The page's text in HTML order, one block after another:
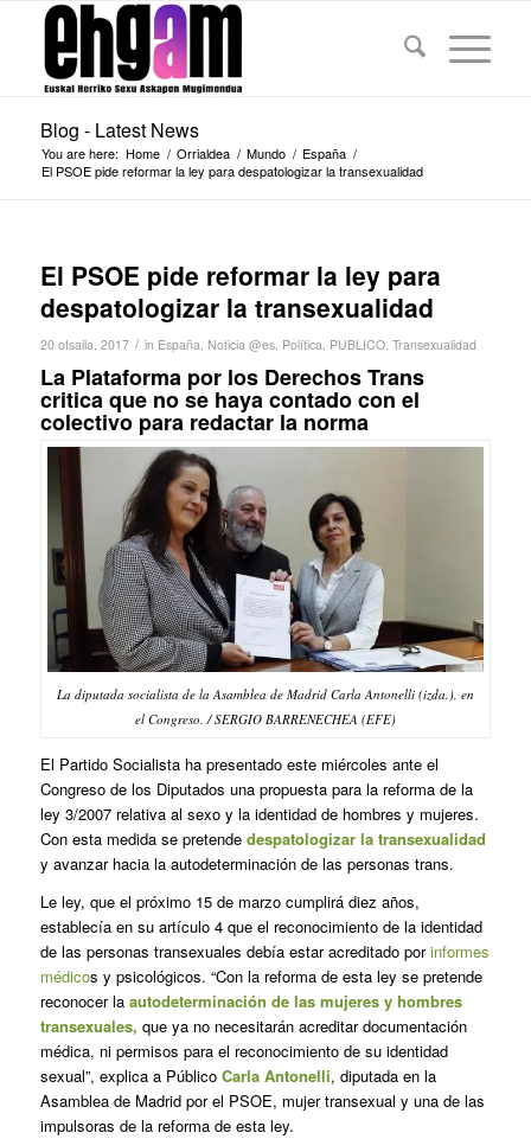
Blog - Latest News
You are here: Home / Orrialdea / Mundo / España /
El PSOE pide reformar la ley para despatologizar la transexualidad
El PSOE pide reformar la ley para
despatologizar la transexualidad
20 otsaila, 2017 / in España, Noticia @es, Política, PUBLICO, Transexualidad
La Plataforma por los Derechos Trans
critica que no se haya contado con el
colectivo para redactar la norma
La diputada socialista de la Asamblea de Madrid Carla Antonelli (izda.), en
el Congreso. / SERGIO BARRENECHEA (EFE)
El Partido Socialista ha presentado este miércoles ante el
Congreso de los Diputados una propuesta para la reforma de la
ley 3/2007 relativa al sexo y la identidad de hombres y mujeres.
Con esta medida se pretende despatologizar la transexualidad
y avanzar hacia la autodeterminación de las personas trans.
Le ley, que el próximo 15 de marzo cumplirá diez años,
establecía en su artículo 4 que el reconocimiento de la identidad
de las personas transexuales debía estar acreditado porinformes
médicos y psicológicos. “Con la reforma de esta ley se pretende
reconocer la autodeterminación de las mujeres y hombres
transexuales, que ya no necesitarán acreditar documentación
médica, ni permisos para el reconocimiento de su identidad
sexual”, explica a Público Carla Antonelli, diputada en la
Asamblea de Madrid por el PSOE, mujer transexual y una de las
impulsoras de la reforma de esta ley.